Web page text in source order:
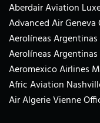
Aberdair Aviation
Advanced Air
Aerolíneas
Aerolíneas
Aeromexico Airlines
Afric Aviation
Air Algerie Vienne